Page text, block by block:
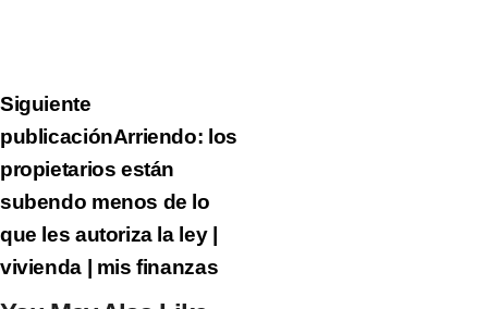
Siguiente
publicaciónArriendo: los
propietarios están
subendo menos de lo
que les autoriza la ley |
vivienda | mis finanzas